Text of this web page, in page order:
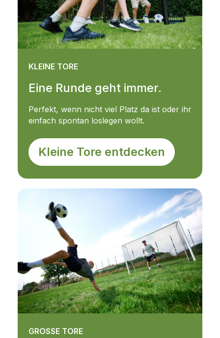
KLEINE TORE
Eine Runde geht immer.
Perfekt, wenn nicht viel Platz da ist oder ihr
einfach spontan loslegen wollt.
Kleine Tore entdecken
GROSSE TORE